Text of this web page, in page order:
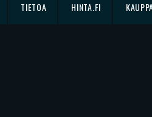
TIETOA HINTA.FI